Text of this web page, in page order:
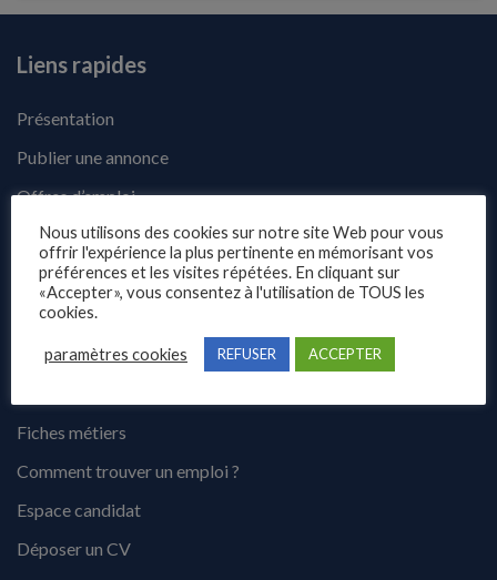
Liens rapides
Présentation
Publier une annonce
Offres d’emploi
Questions fréquentes
Blog
Contact
Fiches métiers
Comment trouver un emploi ?
Espace candidat
Déposer un CV
Nous utilisons des cookies sur notre site Web pour vous
offrir l'expérience la plus pertinente en mémorisant vos
préférences et les visites répétées. En cliquant sur
«Accepter», vous consentez à l'utilisation de TOUS les
cookies.
paramètres cookies REFUSER ACCEPTER